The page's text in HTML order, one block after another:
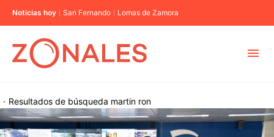
Noticias hoy San Fernando Lomas de Zamora
CABA
Resultados de búsqueda
· martin ron